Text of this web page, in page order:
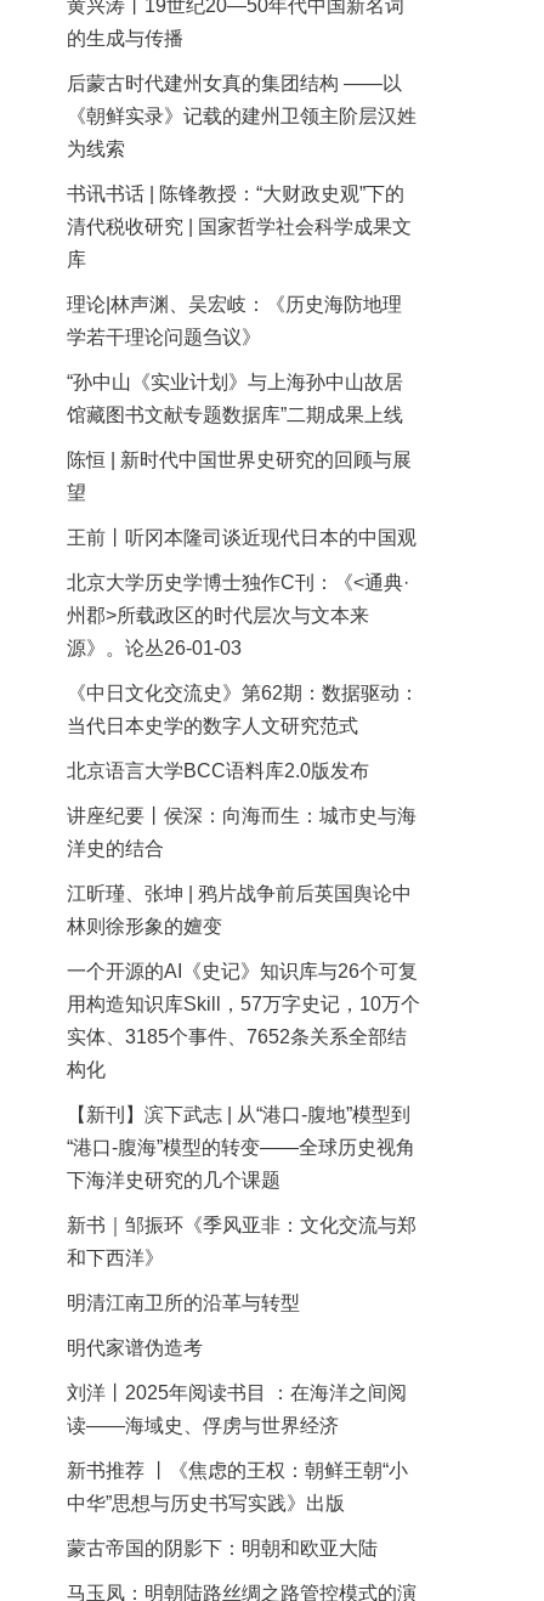
黄兴涛丨19世纪20—50年代中国新名词
的生成与传播
后蒙古时代建州女真的集团结构 ——以
《朝鲜实录》记载的建州卫领主阶层汉姓
为线索
书讯书话 | 陈锋教授：“大财政史观”下的
清代税收研究 | 国家哲学社会科学成果文
库
理论|林声渊、吴宏岐：《历史海防地理
学若干理论问题刍议》
“孙中山《实业计划》与上海孙中山故居
馆藏图书文献专题数据库”二期成果上线
陈恒 | 新时代中国世界史研究的回顾与展
望
王前丨听冈本隆司谈近现代日本的中国观
北京大学历史学博士独作C刊：《<通典·
州郡>所载政区的时代层次与文本来
源》。论丛26-01-03
《中日文化交流史》第62期：数据驱动：
当代日本史学的数字人文研究范式
北京语言大学BCC语料库2.0版发布
讲座纪要丨侯深：向海而生：城市史与海
洋史的结合
江昕瑾、张坤 | 鸦片战争前后英国舆论中
林则徐形象的嬗变
一个开源的AI《史记》知识库与26个可复
用构造知识库Skill，57万字史记，10万个
实体、3185个事件、7652条关系全部结
构化
【新刊】滨下武志 | 从“港口-腹地”模型到
“港口-腹海”模型的转变——全球历史视角
下海洋史研究的几个课题
新书｜邹振环《季风亚非：文化交流与郑
和下西洋》
明清江南卫所的沿革与转型
明代家谱伪造考
刘洋丨2025年阅读书目 ：在海洋之间阅
读——海域史、俘虏与世界经济
新书推荐 丨《焦虑的王权：朝鲜王朝“小
中华”思想与历史书写实践》出版
蒙古帝国的阴影下：明朝和欧亚大陆
马玉凤：明朝陆路丝绸之路管控模式的演